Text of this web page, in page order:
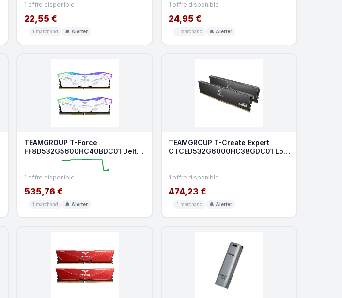
1 offre disponible
22,55 €
1 marchand 🔔 Alerter
1 offre disponible
24,95 €
1 marchand 🔔 Alerter
TEAMGROUP T-Force
FF8D532G5600HC40BDC01 Delta
Alpha RGB DDR5 Lot de 2 Barrettes
1 offre disponible
535,76 €
1 marchand 🔔 Alerter
TEAMGROUP T-Create Expert
CTCED532G6000HC38GDC01 Lot
1 offre disponible
474,23 €
1 marchand 🔔 Alerter